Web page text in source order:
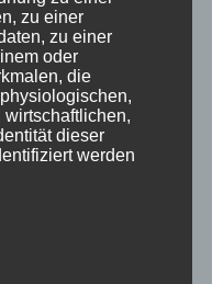
zu einer
zu einer
oder
die
dieser
werden